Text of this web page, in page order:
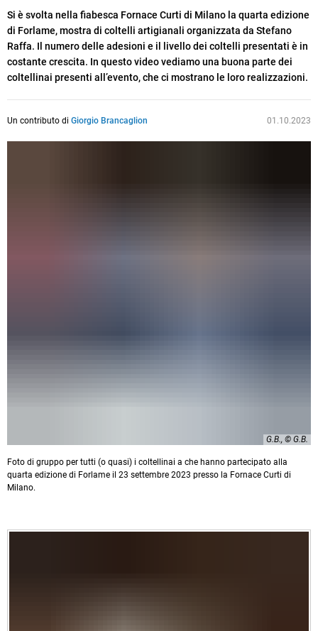
Si è svolta nella fiabesca Fornace Curti di Milano la quarta edizione
di Forlame, mostra di coltelli artigianali organizzata da Stefano
Raffa. Il numero delle adesioni e il livello dei coltelli presentati è in
costante crescita. In questo video vediamo una buona parte dei
coltellinai presenti all’evento, che ci mostrano le loro realizzazioni.
Un contributo di Giorgio Brancaglion 01.10.2023
G.B., © G.B.
Foto di gruppo per tutti (o quasi) i coltellinai a che hanno partecipato alla
quarta edizione di Forlame il 23 settembre 2023 presso la Fornace Curti di
Milano.